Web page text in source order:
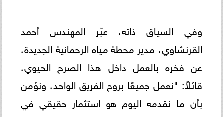
وفي السياق ذاته، عبّر المهندس أحمد
القرنشاوي، مدير محطة مياه الرحمانية الجديدة،
عن فخره بالعمل داخل هذا الصرح الحيوي،
قائلاً: "نعمل جميعًا بروح الفريق الواحد، ونؤمن
بأن ما نقدمه اليوم هو استثمار حقيقي في